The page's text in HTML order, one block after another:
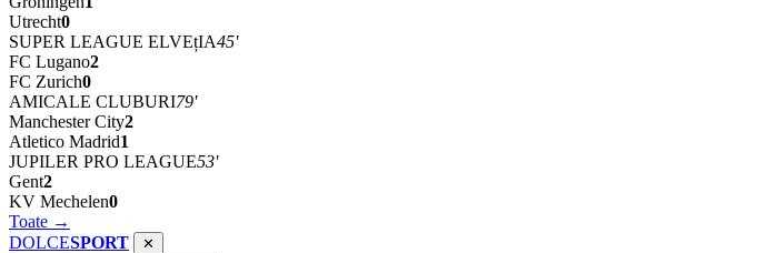
Utrecht0
SUPER LEAGUE ELVEțIA45'
FC Lugano2
FC Zurich0
AMICALE CLUBURI79'
Manchester City2
Atletico Madrid1
JUPILER PRO LEAGUE53'
Gent2
KV Mechelen0
Toate →
DOLCESPORT ✕